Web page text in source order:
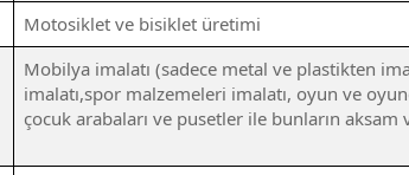
Motosiklet ve bisiklet üretimi
Mobilya imalatı (sadece metal ve plastikten
imalatı,spor malzemeleri imalatı, oyun ve
çocuk arabaları ve pusetler ile bunların aksam